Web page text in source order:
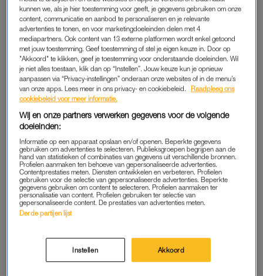
inkomen zal ik daarom tot aan het einde van mijn studie
terugstorten. Bovendien zal ik zolang ik in mijn functie als
Prinses van Oranje geen hoge kosten hoef te maken, ook de
onkostenvergoeding terugstorten.’
kunnen we, als je hier toestemming voor geeft, je gegevens gebruiken om onze
content, communicatie en aanbod te personaliseren en je relevante
advertenties te tonen, en voor marketingdoeleinden delen met 4
mediapartners. Ook content van 13 externe platformen wordt enkel getoond
met jouw toestemming. Geef toestemming of stel je eigen keuze in. Door op
"Akkoord" te klikken, geef je toestemming voor onderstaande doeleinden. Wil
je niet alles toestaan, klik dan op “Instellen”. Jouw keuze kun je opnieuw
aanpassen via “Privacy-instellingen” onderaan onze websites of in de menu’s
van onze apps. Lees meer in ons privacy- en cookiebeleid.
Raadpleeg ons
cookiebeleid voor meer informatie.
Wij en onze partners verwerken gegevens voor de volgende
doeleinden:
Informatie op een apparaat opslaan en/of openen. Beperkte gegevens
gebruiken om advertenties te selecteren. Publieksgroepen begrijpen aan de
hand van statistieken of combinaties van gegevens uit verschillende bronnen.
Profielen aanmaken ten behoeve van gepersonaliseerde advertenties.
Contentprestaties meten. Diensten ontwikkelen en verbeteren. Profielen
gebruiken voor de selectie van gepersonaliseerde advertenties. Beperkte
gegevens gebruiken om content te selecteren. Profielen aanmaken ter
personalisatie van content. Profielen gebruiken ter selectie van
gepersonaliseerde content. De prestaties van advertenties meten.
Derde partijen lijst
Instellen Akkoord